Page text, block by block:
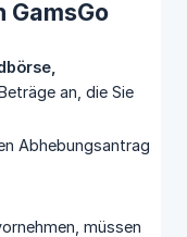
GamsGo
an, die Sie
Abhebungsantrag
müssen